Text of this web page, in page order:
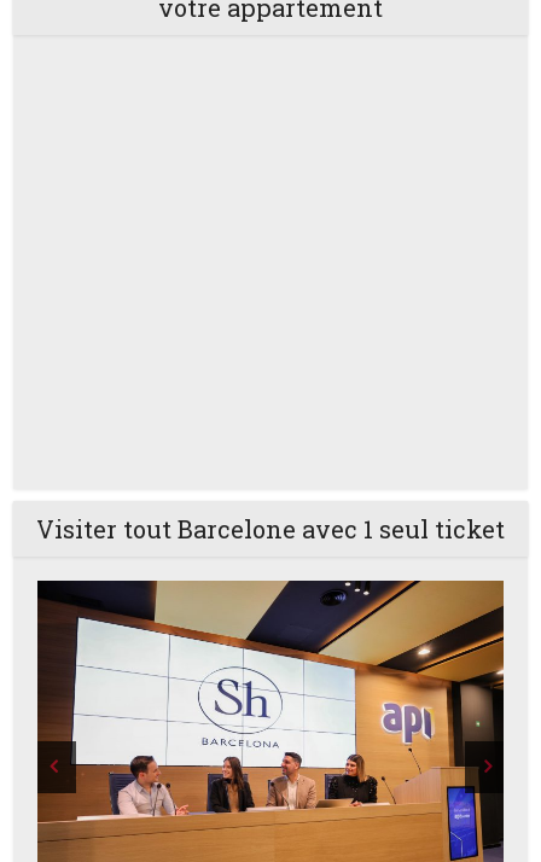
votre appartement
Visiter tout Barcelone avec 1 seul ticket